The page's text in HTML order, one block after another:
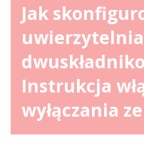
Jak
Instrukcja
wyłączania